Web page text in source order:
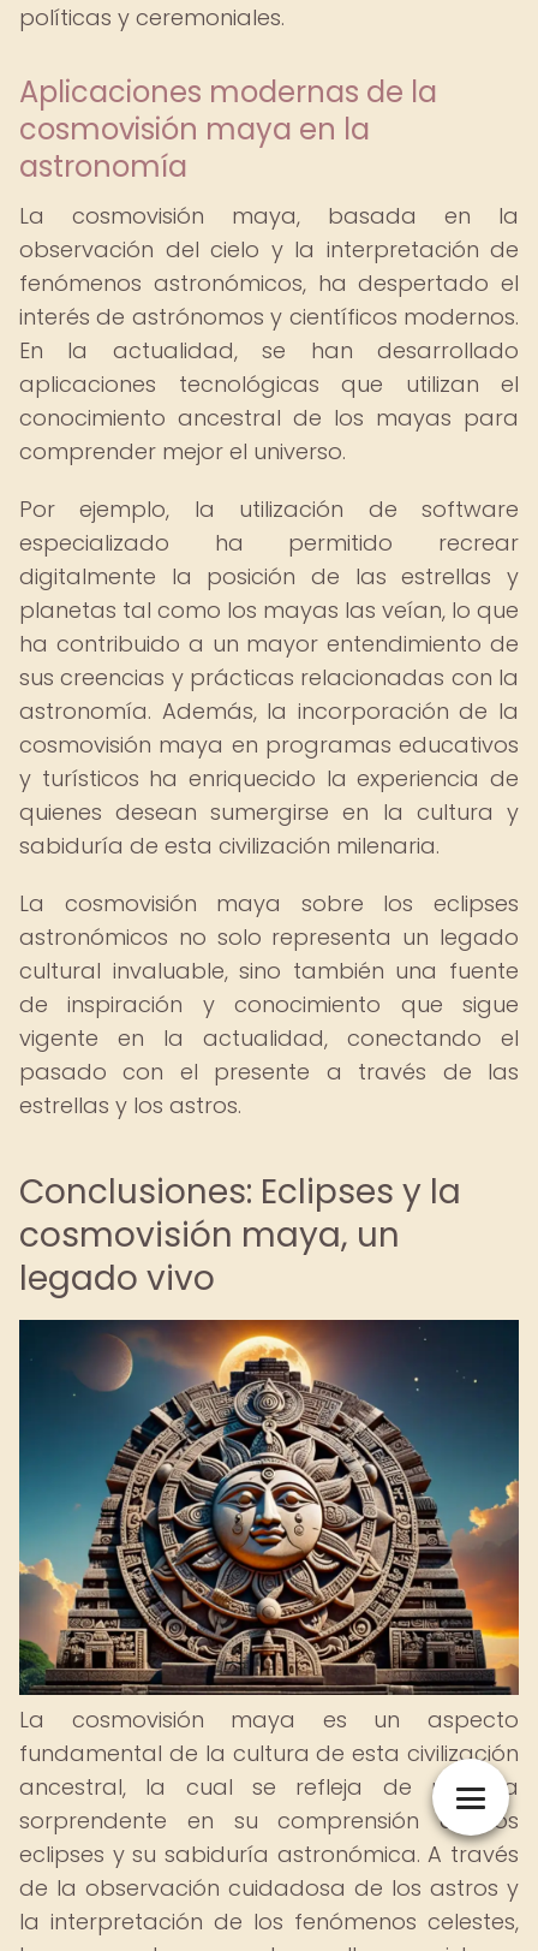
políticas y ceremoniales.
Aplicaciones modernas de la
cosmovisión maya en la
astronomía
La cosmovisión maya, basada en la
observación del cielo y la interpretación de
fenómenos astronómicos, ha despertado el
interés de astrónomos y científicos modernos.
En la actualidad, se han desarrollado
aplicaciones tecnológicas que utilizan el
conocimiento ancestral de los mayas para
comprender mejor el universo.
Por ejemplo, la utilización de software
especializado ha permitido recrear
digitalmente la posición de las estrellas y
planetas tal como los mayas las veían, lo que
ha contribuido a un mayor entendimiento de
sus creencias y prácticas relacionadas con la
astronomía. Además, la incorporación de la
cosmovisión maya en programas educativos
y turísticos ha enriquecido la experiencia de
quienes desean sumergirse en la cultura y
sabiduría de esta civilización milenaria.
La cosmovisión maya sobre los eclipses
astronómicos no solo representa un legado
cultural invaluable, sino también una fuente
de inspiración y conocimiento que sigue
vigente en la actualidad, conectando el
pasado con el presente a través de las
estrellas y los astros.
Conclusiones: Eclipses y la
cosmovisión maya, un
legado vivo
La cosmovisión maya es un aspecto
fundamental de la cultura de esta civilización
ancestral, la cual se refleja de manera
sorprendente en su comprensión de los
eclipses y su sabiduría astronómica. A través
de la observación cuidadosa de los astros y
la interpretación de los fenómenos celestes,